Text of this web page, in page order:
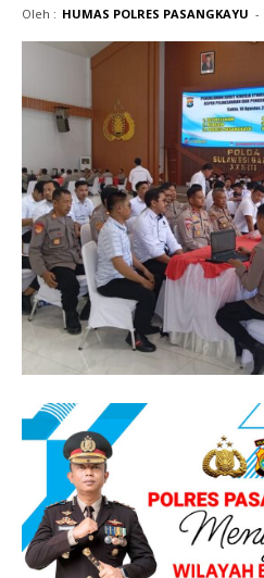
Oleh : HUMAS POLRES PASANGKAYU -